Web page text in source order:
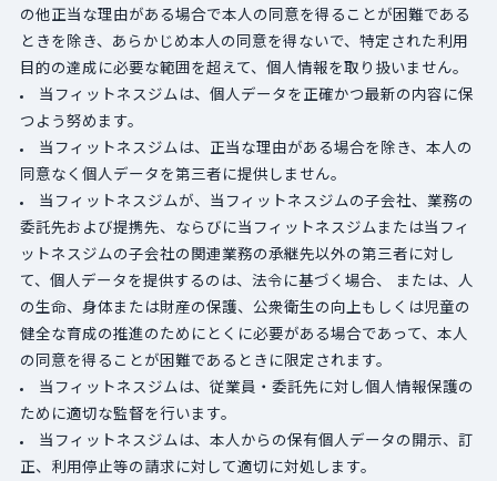
の他正当な理由がある場合で本人の同意を得ることが困難である
ときを除き、あらかじめ本人の同意を得ないで、特定された利用
目的の達成に必要な範囲を超えて、個人情報を取り扱いません。
当フィットネスジムは、個人データを正確かつ最新の内容に保
つよう努めます。
当フィットネスジムは、正当な理由がある場合を除き、本人の
同意なく個人データを第三者に提供しません。
当フィットネスジムが、当フィットネスジムの子会社、業務の
委託先および提携先、ならびに当フィットネスジムまたは当フィ
ットネスジムの子会社の関連業務の承継先以外の第三者に対し
て、個人データを提供するのは、法令に基づく場合、 または、人
の生命、身体または財産の保護、公衆衛生の向上もしくは児童の
健全な育成の推進のためにとくに必要がある場合であって、本人
の同意を得ることが困難であるときに限定されます。
当フィットネスジムは、従業員・委託先に対し個人情報保護の
ために適切な監督を行います。
当フィットネスジムは、本人からの保有個人データの開示、訂
正、利用停止等の請求に対して適切に対処します。